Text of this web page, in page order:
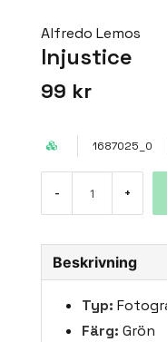
Alfredo Lemos
Injustice
99 kr
1687025_0
- +
Beskrivning
Typ:
Färg: Grön